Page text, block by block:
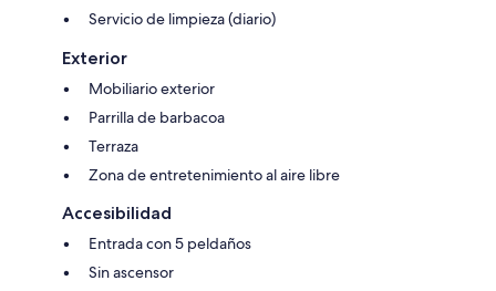
Servicio de limpieza (diario)
Exterior
Mobiliario exterior
Parrilla de barbacoa
Terraza
Zona de entretenimiento al aire libre
Accesibilidad
Entrada con 5 peldaños
Sin ascensor